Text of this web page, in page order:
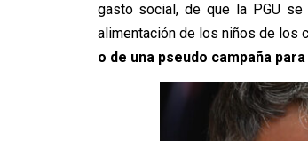
gasto social, de que la PGU
alimentación de los niños de los
o de una pseudo campaña